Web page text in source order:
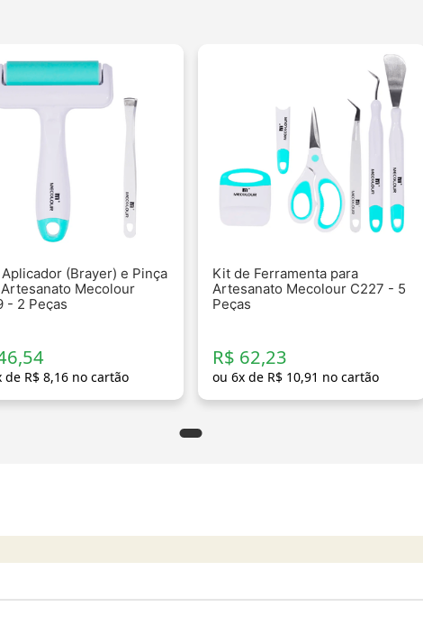
(Brayer) e Pinça
Mecolour
- 2 Peças
de R$ 8,16 no cartão
Kit de Ferramenta para
Artesanato Mecolour C227 - 5
Peças
R$ 62,23
ou 6x de R$ 10,91 no cartão